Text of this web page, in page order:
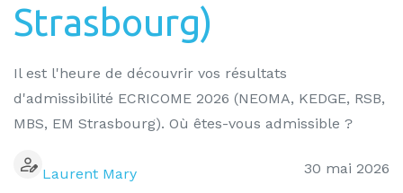
Strasbourg)
Il est l'heure de découvrir vos résultats
d'admissibilité ECRICOME 2026 (NEOMA, KEDGE, RSB,
MBS, EM Strasbourg). Où êtes-vous admissible ?
Laurent Mary 30 mai 2026